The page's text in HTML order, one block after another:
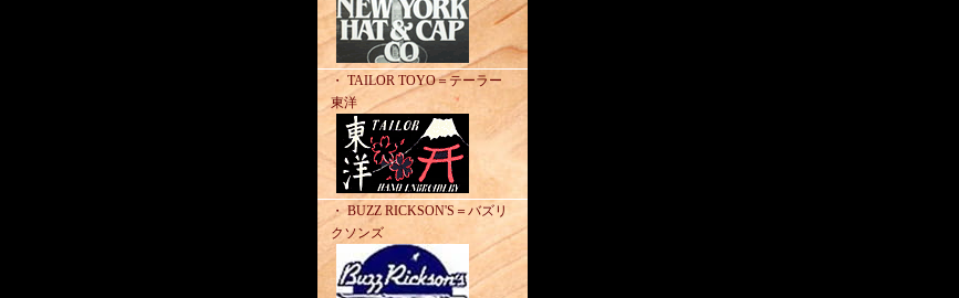
・ TAILOR TOYO＝テーラー
東洋
・ BUZZ RICKSON'S＝バズリ
クソンズ